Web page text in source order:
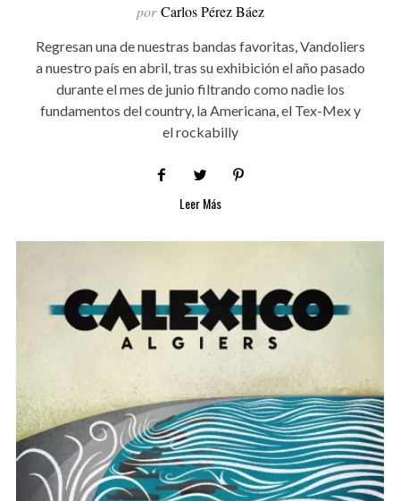
por Carlos Pérez Báez
Regresan una de nuestras bandas favoritas, Vandoliers
a nuestro país en abril, tras su exhibición el año pasado
durante el mes de junio filtrando como nadie los
fundamentos del country, la Americana, el Tex-Mex y
el rockabilly
Leer Más